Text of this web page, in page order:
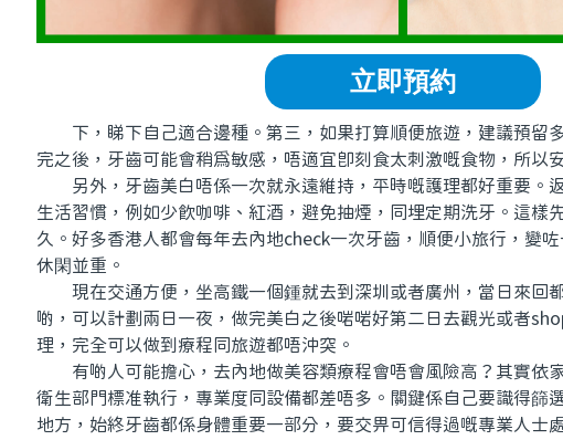
立即預約
下，睇下自己適合邊種。第三，如果打算順便旅遊，建議預留
完之後，牙齒可能會稍爲敏感，唔適宜即刻食太刺激嘅食物，所以
另外，牙齒美白唔係一次就永遠維持，平時嘅護理都好重要。
生活習慣，例如少飲咖啡、紅酒，避免抽煙，同埋定期洗牙。這樣
久。好多香港人都會每年去內地check一次牙齒，順便小旅行，變
休閑並重。
現在交通方便，坐高鐵一個鍾就去到深圳或者廣州，當日來回
啲，可以計劃兩日一夜，做完美白之後啱啱好第二日去觀光或者
理，完全可以做到療程同旅遊都唔沖突。
有啲人可能擔心，去內地做美容類療程會唔會風險高？其實依
衛生部門標准執行，專業度同設備都差唔多。關鍵係自己要識得篩
地方，始終牙齒都係身體重要一部分，要交畀可信得過嘅專業人士